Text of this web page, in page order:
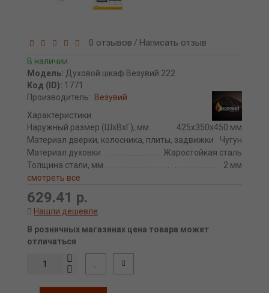
0 отзывов / Написать отзыв
В наличии
Модель: Духовой шкаф Везувий 222
Код (ID): 1771
Производитель: Везувий
Характеристики
Наружный размер (ШхВхГ), мм
425х350х450 мм
Материал дверки, колосника, плиты, задвижки
Чугун
Материал духовки
Жаростойкая сталь
Толщина стали, мм
2 мм
смотреть все
629.41 р.
Нашли дешевле
В розничных магазинах цена товара может
отличаться